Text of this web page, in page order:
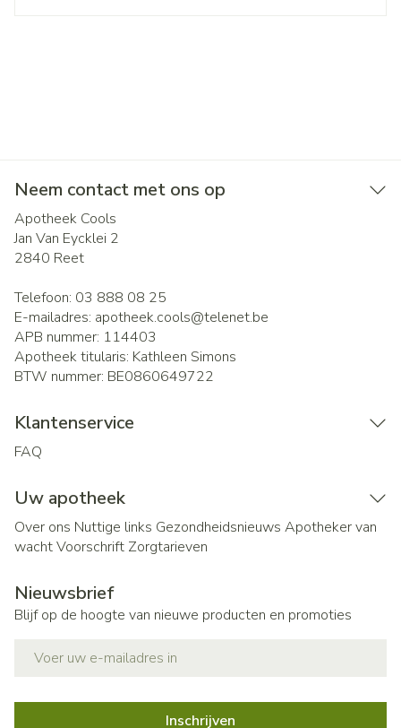
Neem contact met ons op
Apotheek Cools
Jan Van Eycklei 2
2840 Reet
Telefoon: 03 888 08 25
E-mailadres: apotheek.cools@telenet.be
APB nummer: 114403
Apotheek titularis: Kathleen Simons
BTW nummer: BE0860649722
Klantenservice
FAQ
Uw apotheek
Over ons Nuttige links Gezondheidsnieuws Apotheker van
wachtVoorschrift Zorgtarieven
Nieuwsbrief
Blijf op de hoogte van nieuwe producten en promoties
Inschrijven